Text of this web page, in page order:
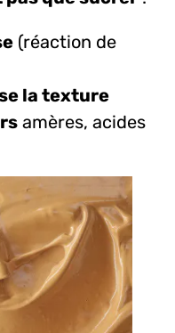
(réaction de
la texture
amères, acides